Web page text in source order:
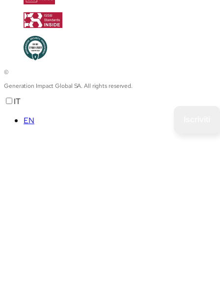
©
Generation Impact Global SA. All rights reserved.
IT
EN